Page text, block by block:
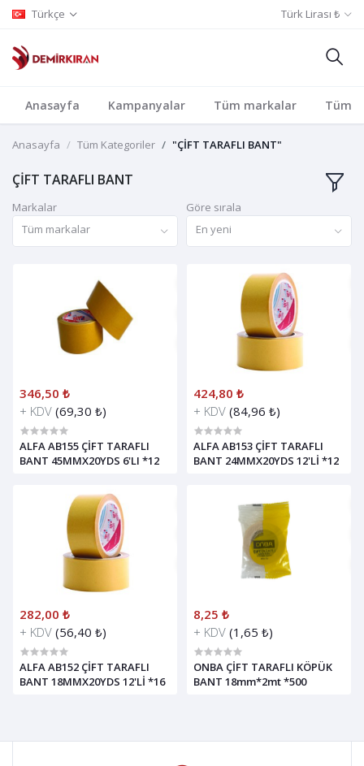
Türkçe Türk Lirası ₺
Anasayfa Kampanyalar Tüm markalar Tüm
Anasayfa Tüm Kategoriler "ÇİFT TARAFLI BANT"
ÇİFT TARAFLI BANT
Markalar
Tüm markalar
Göre sırala
En yeni
346,50 ₺
+ KDV (69,30 ₺)
ALFA AB155 ÇİFT TARAFLI
BANT 45MMX20YDS 6'LI *12
424,80 ₺
+ KDV (84,96 ₺)
ALFA AB153 ÇİFT TARAFLI
BANT 24MMX20YDS 12'Lİ *12
282,00 ₺
+ KDV (56,40 ₺)
ALFA AB152 ÇİFT TARAFLI
BANT 18MMX20YDS 12'Lİ *16
8,25 ₺
+ KDV (1,65 ₺)
ONBA ÇİFT TARAFLI KÖPÜK
BANT 18mm*2mt *500